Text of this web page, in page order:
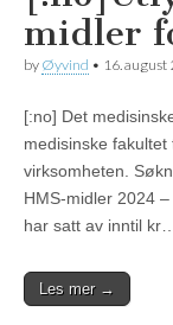
midler
by Øyvind • 16. august
[:no] Det
medisinske
virksomheten.
HMS-midler 2024
har satt av inntil
Les mer →